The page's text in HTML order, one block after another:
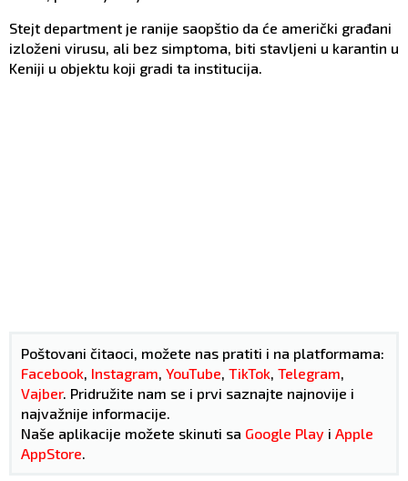
Stejt department je ranije saopštio da će američki građani
izloženi virusu, ali bez simptoma, biti stavljeni u karantin u
Keniji u objektu koji gradi ta institucija.
Poštovani čitaoci, možete nas pratiti i na platformama:
Facebook, Instagram, YouTube, TikTok, Telegram,
Vajber. Pridružite nam se i prvi saznajte najnovije i
najvažnije informacije.
Naše aplikacije možete skinuti sa Google Play i Apple
AppStore.